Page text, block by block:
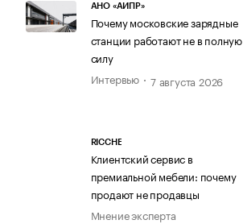
АНО «АИПР»
Почему московские зарядные
станции работают не в полную
силу
Интервью
7 августа 2026
RICCHE
Клиентский сервис в
премиальной мебели: почему
продают не продавцы
Мнение эксперта